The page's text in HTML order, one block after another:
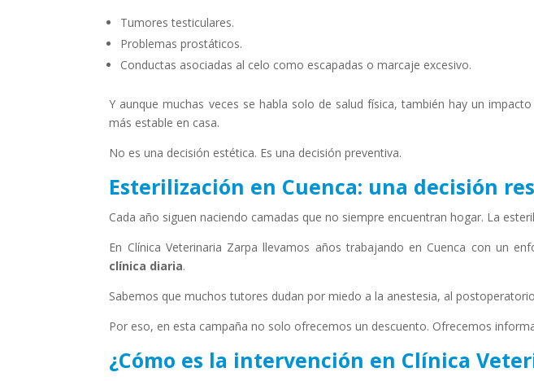
Tumores testiculares.
Problemas prostáticos.
Conductas asociadas al celo como escapadas o marcaje excesivo.
Y aunque muchas veces se habla solo de salud física, también hay un
más estable en casa.
No es una decisión estética. Es una decisión preventiva.
Esterilización en Cuenca: una decisión
Cada año siguen naciendo camadas que no siempre encuentran hogar. La
En Clínica Veterinaria Zarpa llevamos años trabajando en Cuenca con un
clínica diaria.
Sabemos que muchos tutores dudan por miedo a la anestesia, al
Por eso, en esta campaña no solo ofrecemos un descuento. Ofrecemos
¿Cómo es la intervención en Clínica